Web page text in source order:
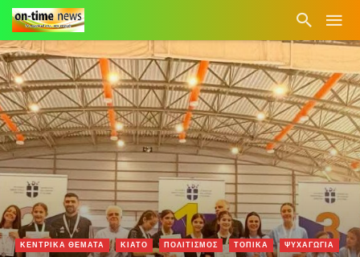
ΚΕΝΤΡΙΚΑ ΘΕΜΑΤΑ ΚΙΑΤΟ ΠΟΛΙΤΙΣΜΟΣ ΤΟΠΙΚΑ ΨΥΧΑΓΩΓΙΑ